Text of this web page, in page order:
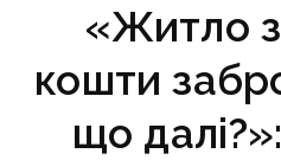
«Житло
кошти
що